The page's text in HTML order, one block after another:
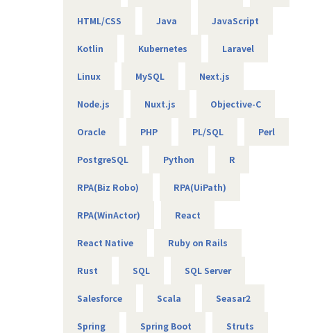
・WEB広告最適化に向けたデータ分析、PoC開発 など
当社は社長を含め、社員構成の9割以上がエンジニアです。
りたい」という想いを込めて創業したため、
働き方を考慮して下記環境を用意しています。
・9割以上がリモート（年に数回程度の出社メンバーも）
・有給消化日数は18.5日（夏季休暇含む）
【業務の変更の範囲】
HTML/CSS Java JavaScript
Kotlin Kubernetes Laravel
Linux MySQL Next.js
Node.js Nuxt.js Objective-C
Oracle PHP PL/SQL Perl
PostgreSQL Python R
RPA(Biz Robo) RPA(UiPath)
RPA(WinActor) React
React Native Ruby on Rails
Rust SQL SQL Server
Salesforce Scala Seasar2
Spring Spring Boot Struts